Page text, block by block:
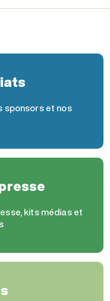
sponsors et nos
kits médias et